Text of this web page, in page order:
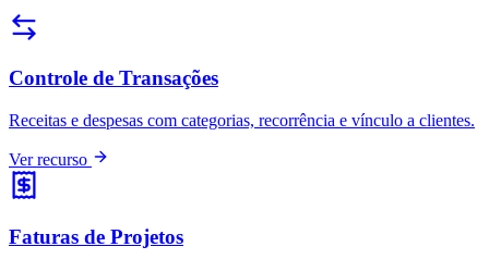
Controle de Transações
Receitas e despesas com categorias, recorrência e vínculo a clientes.
Ver recurso
Faturas de Projetos